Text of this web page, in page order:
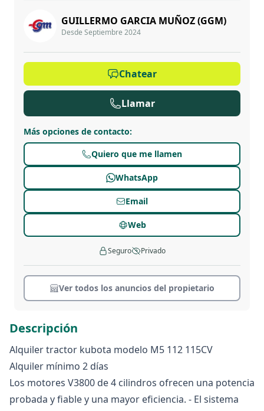
Descripción
Alquiler tractor kubota modelo M5 112 115CV
Alquiler mínimo 2 días
Los motores V3800 de 4 cilindros ofrecen una potencia
probada y fiable y una mayor eficiencia. - El sistema
GUILLERMO GARCIA MUÑOZ (GGM)
Desde Septiembre 2024
Chatear
Llamar
Más opciones de contacto:
Quiero que me llamen
WhatsApp
Email
Web
Seguro Privado
Ver todos los anuncios del propietario